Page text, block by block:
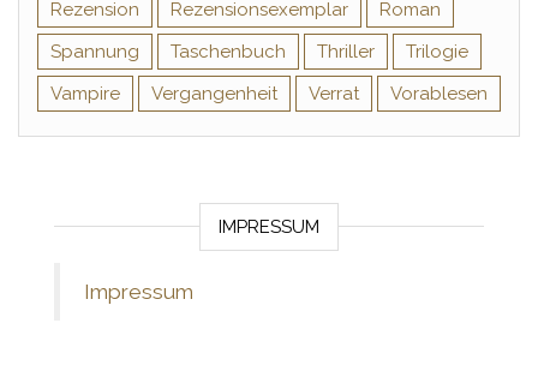
Rezension
Rezensionsexemplar
Roman
Spannung
Taschenbuch Thriller
Trilogie
Vampire
Vergangenheit Verrat Vorablesen
IMPRESSUM
Impressum